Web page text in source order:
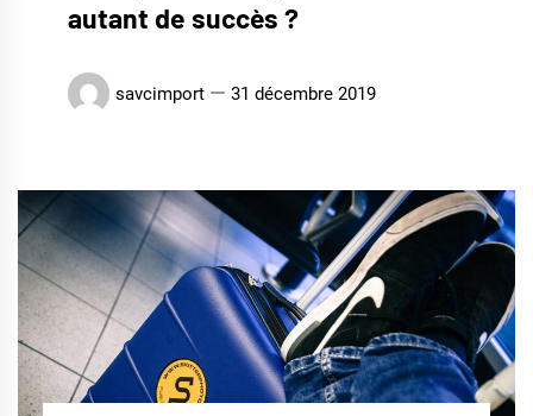
autant de succès ?
savcimport 31 décembre 2019